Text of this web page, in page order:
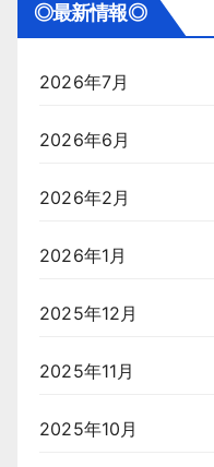
◎最新情報◎
2026年7月
2026年6月
2026年2月
2026年1月
2025年12月
2025年11月
2025年10月